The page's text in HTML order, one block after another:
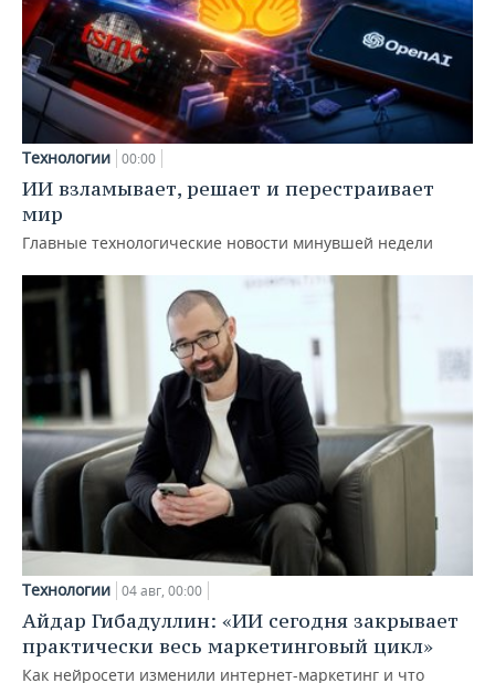
Технологии 00:00
ИИ взламывает, решает и перестраивает
мир
Главные технологические новости минувшей недели
Технологии 04 авг, 00:00
Айдар Гибадуллин: «ИИ сегодня закрывает
практически весь маркетинговый цикл»
Как нейросети изменили интернет-маркетинг и что